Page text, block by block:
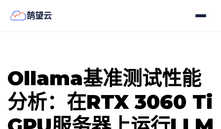
鹄望云
Ollama基准测试性能
分析：在RTX 3060 Ti